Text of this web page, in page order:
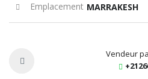
Emplacement MARRAKESH
Vendeur